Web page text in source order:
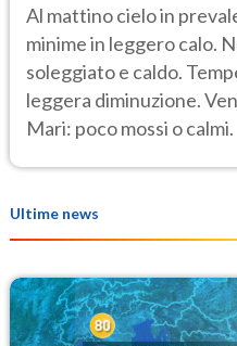
Al mattino cielo in
minime in leggero calo.
soleggiato e caldo.
leggera diminuzione.
Mari: poco mossi o calmi.
Ultime news